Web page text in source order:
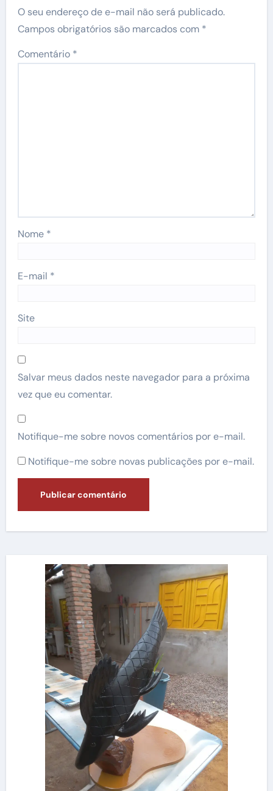
O seu endereço de e-mail não será publicado.
Campos obrigatórios são marcados com *
Comentário *
Nome *
E-mail *
Site
Salvar meus dados neste navegador para a próxima
vez que eu comentar.
Notifique-me sobre novos comentários por e-mail.
Notifique-me sobre novas publicações por e-mail.